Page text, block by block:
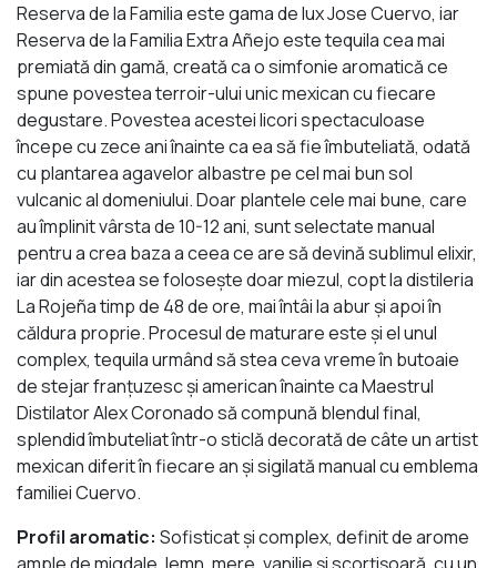
Reserva de la Familia este gama de lux Jose Cuervo, iar
Reserva de la Familia Extra Añejo este tequila cea mai
premiată din gamă, creată ca o simfonie aromatică ce
spune povestea terroir-ului unic mexican cu fiecare
degustare. Povestea acestei licori spectaculoase
începe cu zece ani înainte ca ea să fie îmbuteliată, odată
cu plantarea agavelor albastre pe cel mai bun sol
vulcanic al domeniului. Doar plantele cele mai bune, care
au împlinit vârsta de 10-12 ani, sunt selectate manual
pentru a crea baza a ceea ce are să devină sublimul elixir,
iar din acestea se foloseşte doar miezul, copt la distileria
La Rojeña timp de 48 de ore, mai întâi la abur şi apoi în
căldura proprie. Procesul de maturare este şi el unul
complex, tequila urmând să stea ceva vreme în butoaie
de stejar franţuzesc şi american înainte ca Maestrul
Distilator Alex Coronado să compună blendul final,
splendid îmbuteliat într-o sticlă decorată de câte un artist
mexican diferit în fiecare an şi sigilată manual cu emblema
familiei Cuervo.
Profil aromatic: Sofisticat şi complex, definit de arome